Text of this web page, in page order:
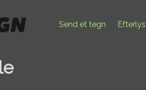
Send et tegn